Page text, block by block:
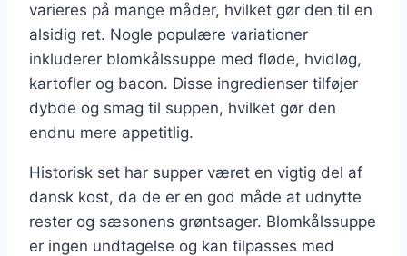
varieres på mange måder, hvilket gør den til en
alsidig ret. Nogle populære variationer
inkluderer blomkålssuppe med fløde, hvidløg,
kartofler og bacon. Disse ingredienser tilføjer
dybde og smag til suppen, hvilket gør den
endnu mere appetitlig.
Historisk set har supper været en vigtig del af
dansk kost, da de er en god måde at udnytte
rester og sæsonens grøntsager. Blomkålssuppe
er ingen undtagelse og kan tilpasses med